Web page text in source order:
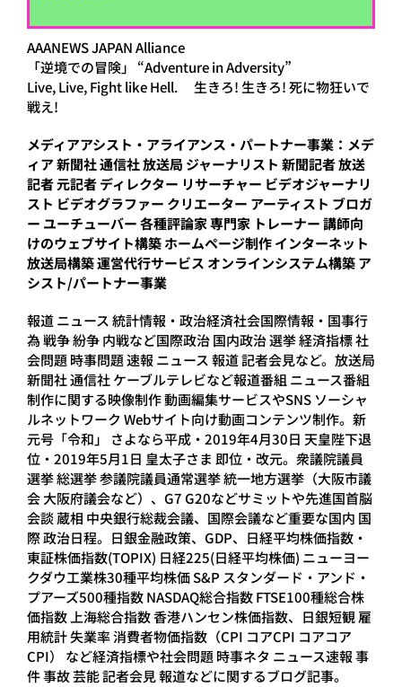
AAANEWS JAPAN Alliance
「逆境での冒険」 “Adventure in Adversity”
Live, Live, Fight like Hell. 生きろ! 生きろ! 死に物狂いで
戦え!
メディアアシスト・アライアンス・パートナー事業：メデ
ィア 新聞社 通信社 放送局 ジャーナリスト 新聞記者 放送
記者 元記者 ディレクター リサーチャー ビデオジャーナリ
スト ビデオグラファー クリエーター アーティスト ブロガ
ー ユーチューバー 各種評論家 専門家 トレーナー 講師向
けのウェブサイト構築 ホームページ制作 インターネット
放送局構築 運営代行サービス オンラインシステム構築 ア
シスト/パートナー事業
報道 ニュース 統計情報・政治経済社会国際情報・国事行
為 戦争 紛争 内戦など国際政治 国内政治 選挙 経済指標 社
会問題 時事問題 速報 ニュース 報道 記者会見など。放送局
新聞社 通信社 ケーブルテレビなど報道番組 ニュース番組
制作に関する映像制作 動画編集サービスやSNS ソーシャ
ルネットワーク Webサイト向け動画コンテンツ制作。新
元号「令和」 さよなら平成・2019年4月30日 天皇陛下退
位・2019年5月1日 皇太子さま 即位・改元。衆議院議員
選挙 総選挙 参議院議員通常選挙 統一地方選挙（大阪市議
会 大阪府議会など）、G7 G20などサミットや先進国首脳
会談 蔵相 中央銀行総裁会議、国際会議など重要な国内 国
際 政治日程。日銀金融政策、GDP、日経平均株価指数・
東証株価指数(TOPIX) 日経225(日経平均株価) ニューヨー
クダウ工業株30種平均株価 S&P スタンダード・アンド・
プアーズ500種指数 NASDAQ総合指数 FTSE100種総合株
価指数 上海総合指数 香港ハンセン株価指数、日銀短観 雇
用統計 失業率 消費者物価指数（CPI コアCPI コアコア
CPI） など経済指標や社会問題 時事ネタ ニュース速報 事
件 事故 芸能 記者会見 報道などに関するブログ記事。